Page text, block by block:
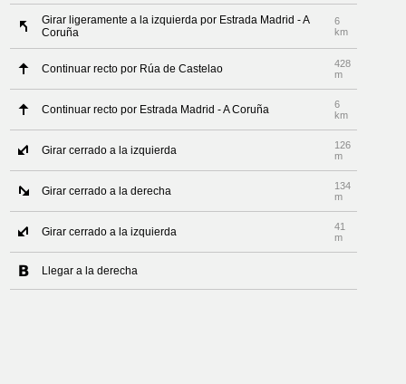
Girar ligeramente a la izquierda por Estrada Madrid - A
Coruña
6
km
Continuar recto por Rúa de Castelao
428
m
Continuar recto por Estrada Madrid - A Coruña
6
km
Girar cerrado a la izquierda
126
m
Girar cerrado a la derecha
134
m
Girar cerrado a la izquierda
41
m
Llegar a la derecha